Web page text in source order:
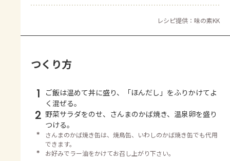
レシピ提供：味の素KK
つくり方
1
ご飯は温めて丼に盛り、「ほんだし」をふりかけてよ
く混ぜる。
2 野菜サラダをのせ、さんまのかば焼き、温泉卵を盛り
つける。
＊
さんまのかば焼き缶は、焼鳥缶、いわしのかば焼き缶でも代用
できます。
＊
お好みでラー油をかけてお召し上がり下さい。